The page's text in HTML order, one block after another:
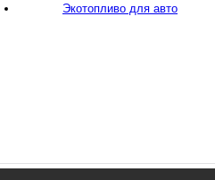
Экотопливо для авто